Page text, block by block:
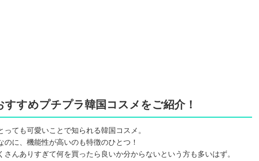
すめプチプラ韓国コスメをご紹介！
ても可愛いことで知られる韓国コスメ。
のに、機能性が高いのも特徴のひとつ！
さんありすぎて何を買ったら良いか分からないという方も多いはず。